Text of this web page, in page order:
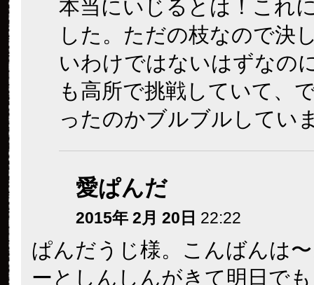
本当にいじるとは！これ
した。ただの枝なので決
いわけではないはずなの
も高所で挑戦していて、
ったのかブルブルしてい
愛ぱんだ
2015年 2月 20日 22:22
ぱんだうじ様。こんばんは
ーとしんしんがきて明日で